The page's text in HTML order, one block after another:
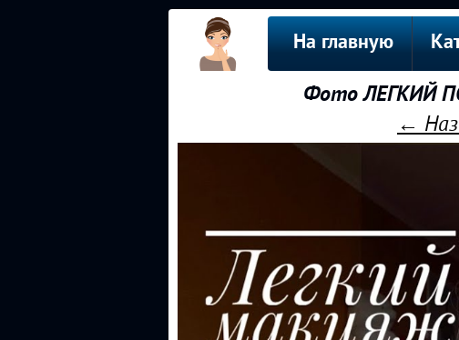
На главную
Фото ЛЕГКИЙ
←